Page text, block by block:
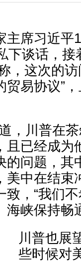
主席习近平
下谈话，接
，这次的
贸易协议”
，川普在
且已经成为
的问题，其
美中在结束
，“我们
海峡保持畅
川普也展
些时候对